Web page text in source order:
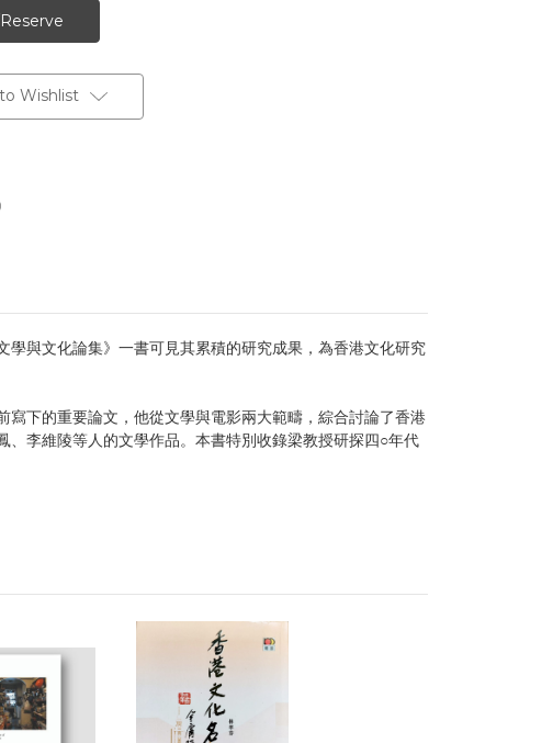
Wishlist
與文化論集》一書可見其累積的研究成果，為香港文化研究
下的重要論文，他從文學與電影兩大範疇，綜合討論了香港
李維陵等人的文學作品。本書特別收錄梁教授研探四○年代